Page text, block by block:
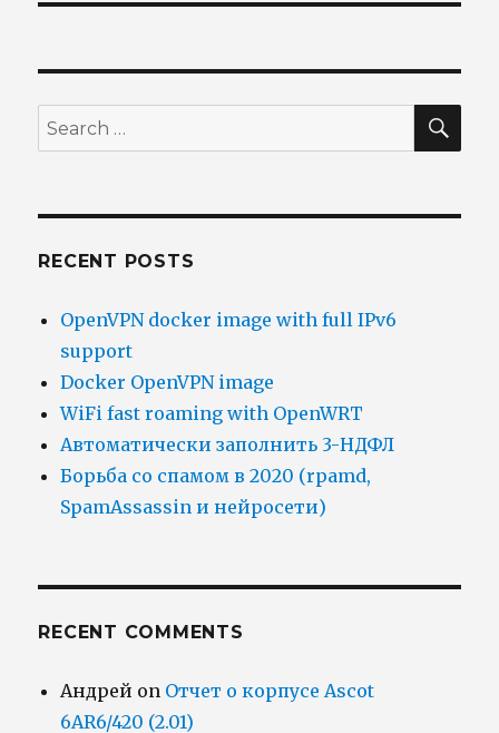
Search
for:
RECENT POSTS
OpenVPN docker image with full IPv6
support
Docker OpenVPN image
WiFi fast roaming with OpenWRT
Автоматически заполнить 3-НДФЛ
Борьба со спамом в 2020 (rpamd,
SpamAssassin и нейросети)
RECENT COMMENTS
Андрей on Отчет о корпусе Ascot
6AR6/420 (2.01)